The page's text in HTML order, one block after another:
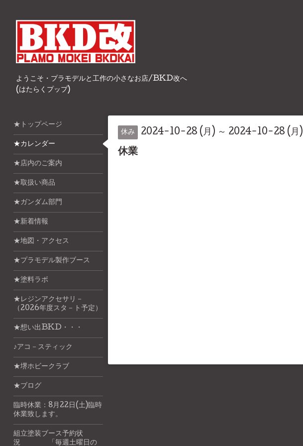
ようこそ・プラモデルと工作の小さなお店/BKD改へ
(はたらくプップ)
休み 2024-10-28 (月) ～ 2024-10-28 (月)
休業
★トップページ
★カレンダー
★店内のご案内
★取扱い商品
★ガンダム部門
★新着情報
★地図・アクセス
★プラモデル製作ブース
★塗料ラボ
★レジンアクセサリ－
（2026年度スタ－ト予定）
★想い出BKD・・・
♪アコ－スティック
★堺ホビークラブ
★ブログ
臨時休業：8月22日(土)臨時
休業致します。
組立塗装ブース予約状
況 「毎週土曜日の